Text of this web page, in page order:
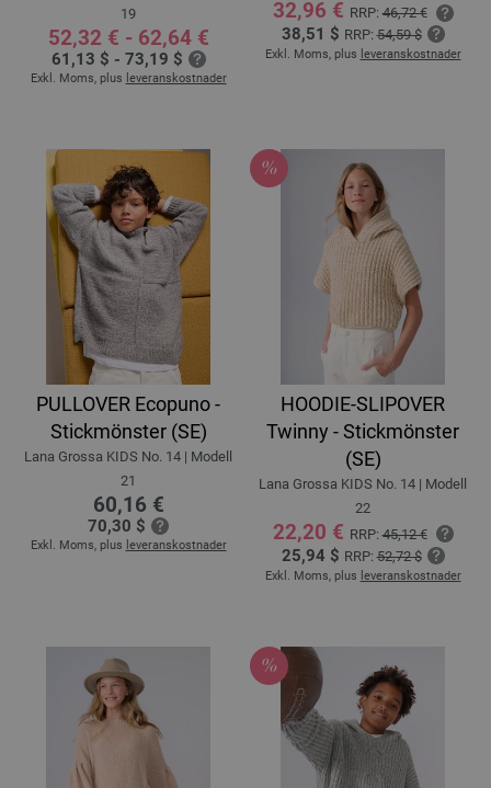
19
52,32 € - 62,64 €
61,13 $ - 73,19 $
Exkl. Moms, plus leveranskostnader
32,96 € RRP:46,72 €
38,51 $ RRP:54,59 $
Exkl. Moms, plus leveranskostnader
PULLOVER Ecopuno -
Stickmönster (SE)
Lana Grossa KIDS No. 14 | Modell
21
60,16 €
70,30 $
Exkl. Moms, plus leveranskostnader
HOODIE-SLIPOVER
Twinny - Stickmönster
(SE)
Lana Grossa KIDS No. 14 | Modell
22
22,20 € RRP:45,12 €
25,94 $ RRP:52,72 $
Exkl. Moms, plus leveranskostnader